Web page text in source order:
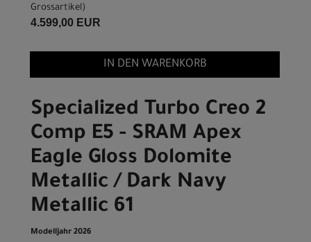
Grossartikel)
4.599,00 EUR
IN DEN WARENKORB
Specialized Turbo Creo 2
Comp E5 - SRAM Apex
Eagle Gloss Dolomite
Metallic / Dark Navy
Metallic 61
Modelljahr 2026